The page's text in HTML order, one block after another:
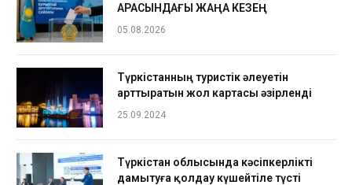
АРАСЫНДАҒЫ ЖАҢА КЕЗЕҢ
05.08.2026
Түркістанның туристік әлеуетін
арттыратын жол картасы әзірленді
25.09.2024
Түркістан облысында кәсіпкерлікті
дамытуға қолдау күшейтіле түсті